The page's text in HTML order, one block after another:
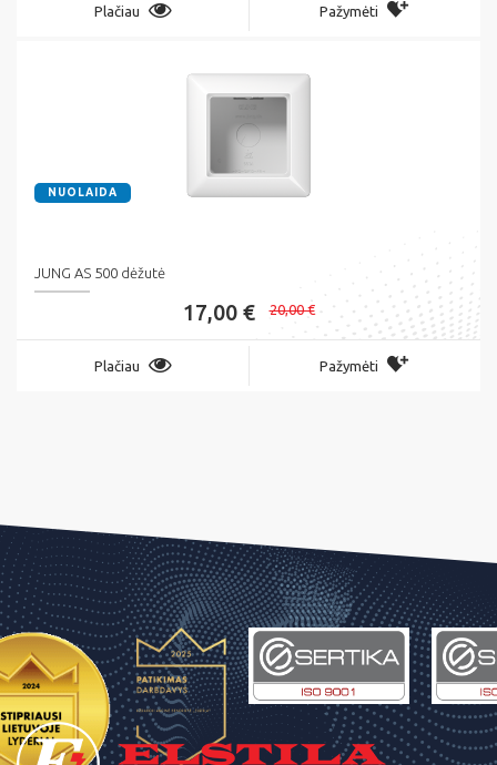
Plačiau Pažymėti
NUOLAIDA
JUNG AS 500 dėžutė
17,00 € 20,00 €
Plačiau Pažymėti